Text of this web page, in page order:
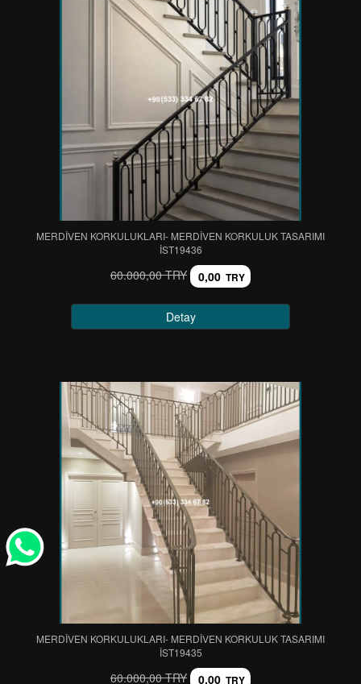
MERDİVEN KORKULUKLARI- MERDİVEN KORKULUK TASARIMI
IST19436
60.000,00 TRY 0,00 TRY
Detay
MERDİVEN KORKULUKLARI- MERDİVEN KORKULUK TASARIMI
IST19435
60.000,00 TRY 0,00 TRY